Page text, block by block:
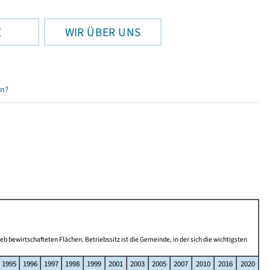
WIR ÜBER UNS
bewirtschafteten Flächen. Betriebssitz ist die Gemeinde, in der sich die wichtigsten
1995 1996 1997 1998 1999 2001 2003 2005 2007 2010 2016
2020